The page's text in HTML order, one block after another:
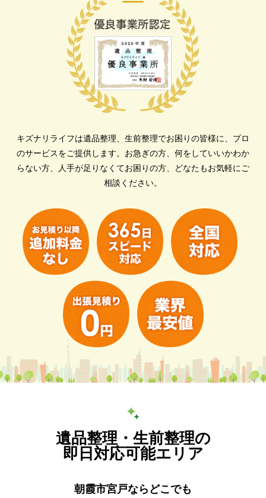
キズナリライフは遺品整理、生前整理でお困りの皆様に、プロ
のサービスをご提供します。 お急ぎの方、何をしていいかわか
らない方、人手が足りなくてお困りの方、どなたもお気軽にご
相談ください。
遺品整理・生前整理の
即日対応可能エリア
朝霞市宮戸ならどこでも